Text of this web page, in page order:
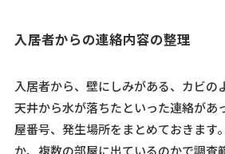
入居者からの連絡内容の整理
入居者から、壁にしみがある、カビの
天井から水が落ちたといった連絡があ
屋番号、発生場所をまとめておきます
か、複数の部屋に出ているのかで調査